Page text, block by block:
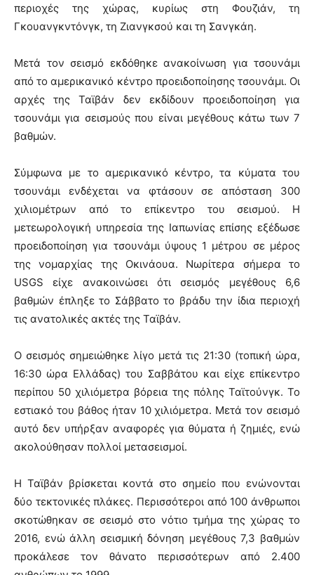
περιοχές της χώρας, κυρίως στη Φουζιάν, τη
Γκουανγκντόνγκ, τη Ζιανγκσού και τη Σανγκάη.
Μετά τον σεισμό εκδόθηκε ανακοίνωση για τσουνάμι
από το αμερικανικό κέντρο προειδοποίησης τσουνάμι. Οι
αρχές της Ταϊβάν δεν εκδίδουν προειδοποίηση για
τσουνάμι για σεισμούς που είναι μεγέθους κάτω των 7
βαθμών.
Σύμφωνα με το αμερικανικό κέντρο, τα κύματα του
τσουνάμι ενδέχεται να φτάσουν σε απόσταση 300
χιλιομέτρων από το επίκεντρο του σεισμού. Η
μετεωρολογική υπηρεσία της Ιαπωνίας επίσης εξέδωσε
προειδοποίηση για τσουνάμι ύψους 1 μέτρου σε μέρος
της νομαρχίας της Οκινάουα. Νωρίτερα σήμερα το
USGS είχε ανακοινώσει ότι σεισμός μεγέθους 6,6
βαθμών έπληξε το Σάββατο το βράδυ την ίδια περιοχή
τις ανατολικές ακτές της Ταϊβάν.
Ο σεισμός σημειώθηκε λίγο μετά τις 21:30 (τοπική ώρα,
16:30 ώρα Ελλάδας) του Σαββάτου και είχε επίκεντρο
περίπου 50 χιλιόμετρα βόρεια της πόλης Ταϊτούνγκ. Το
εστιακό του βάθος ήταν 10 χιλιόμετρα. Μετά τον σεισμό
αυτό δεν υπήρξαν αναφορές για θύματα ή ζημιές, ενώ
ακολούθησαν πολλοί μετασεισμοί.
Η Ταϊβάν βρίσκεται κοντά στο σημείο που ενώνονται
δύο τεκτονικές πλάκες. Περισσότεροι από 100 άνθρωποι
σκοτώθηκαν σε σεισμό στο νότιο τμήμα της χώρας το
2016, ενώ άλλη σεισμική δόνηση μεγέθους 7,3 βαθμών
προκάλεσε τον θάνατο περισσότερων από 2.400